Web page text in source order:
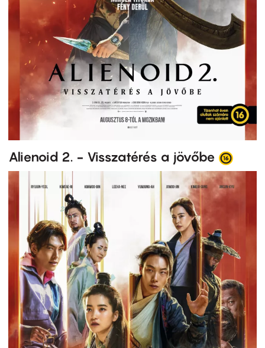
Alienoid 2. - Visszatérés a jövőbe